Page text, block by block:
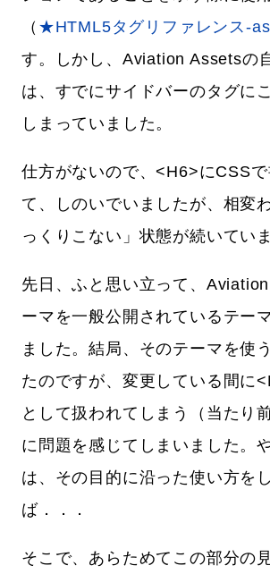
（ ★HTML5タグリファレンス-
す。しかし、Aviation Assetsの
は、すでにサイドバーのタグに
しまっていました。
仕方がないので、<H6>にCSS
て、しのいでいましたが、相変
っくりこない」状態が続いてい
先日、ふと思い立って、
ーマを一般公開されているテー
ました。結局、そのテーマを使
たのですが、変更している間に
として扱われてしまう（当たり
に問題を感じてしまいました。
は、その目的に沿った使い方を
ば．．．
そこで、あらためてこの部分の